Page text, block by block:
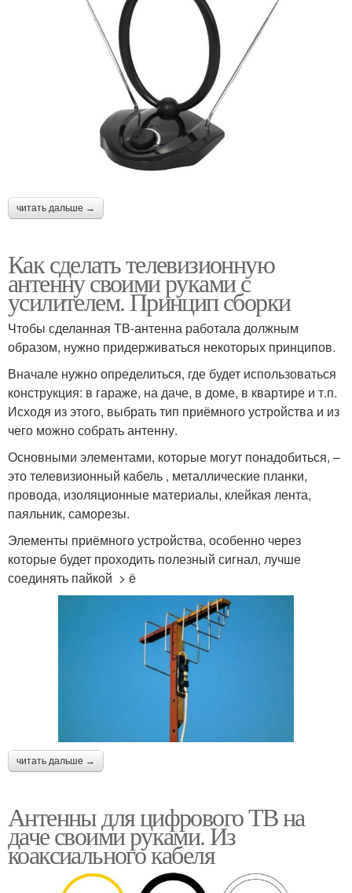
читать дальше →
Как сделать телевизионную
антенну своими руками с
усилителем. Принцип сборки
Чтобы сделанная ТВ-антенна работала должным
образом, нужно придерживаться некоторых принципов.
Вначале нужно определиться, где будет использоваться
конструкция: в гараже, на даче, в доме, в квартире и т.п.
Исходя из этого, выбрать тип приёмного устройства и из
чего можно собрать антенну.
Основными элементами, которые могут понадобиться, –
это телевизионный кабель , металлические планки,
провода, изоляционные материалы, клейкая лента,
паяльник, саморезы.
Элементы приёмного устройства, особенно через
которые будет проходить полезный сигнал, лучше
соединять пайкой > ё
читать дальше →
Антенны для цифрового ТВ на
даче своими руками. Из
коаксиального кабеля